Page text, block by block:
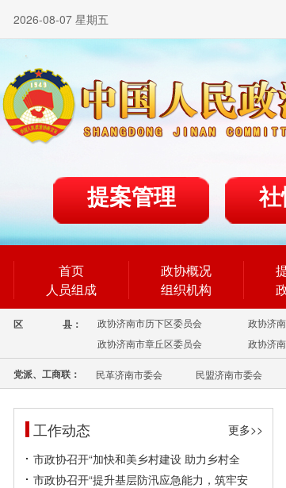
2026-08-07 星期五
提案管理 社
首页
人员组成
政协概况
组织机构
区 县： 政协济南市历下区委员会 政协济
政协济南市章丘区委员会
政协济
党派、工商联： 民革济南市委会 民盟济南市委会
工作动态
更多>>
市政协召开“加快和美乡村建设 助力乡村全
市政协召开“提升基层防汛应急能力，筑牢安